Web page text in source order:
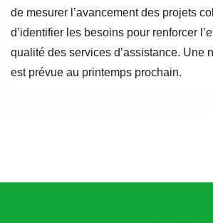
de mesurer l’avancement des projets
d’identifier les besoins pour renforcer
qualité des services d’assistance. Une
est prévue au printemps prochain.